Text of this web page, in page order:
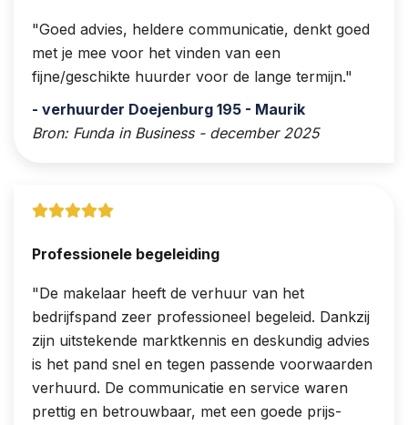
Goed advies, heldere communicatie, denkt goed
met je mee voor het vinden van een
fijne/geschikte huurder voor de lange termijn.
- verhuurder Doejenburg 195 - Maurik
Bron: Funda in Business - december 2025
Professionele begeleiding
De makelaar heeft de verhuur van het
bedrijfspand zeer professioneel begeleid. Dankzij
zijn uitstekende marktkennis en deskundig advies
is het pand snel en tegen passende voorwaarden
verhuurd. De communicatie en service waren
prettig en betrouwbaar, met een goede prijs-